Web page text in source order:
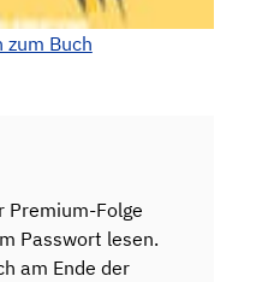
Buch
Premium-Folge
Passwort lesen.
am Ende der